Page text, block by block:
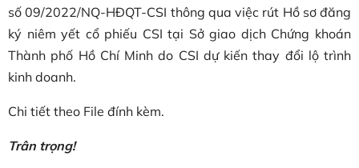
số 09/2022/NQ-HĐQT-CSI thông qua việc rút Hồ sơ đăng
ký niêm yết cổ phiếu CSI tại Sở giao dịch Chứng khoán
Thành phố Hồ Chí Minh do CSI dự kiến thay đổi lộ trình
kinh doanh.
Chi tiết theo File đính kèm.
Trân trọng!